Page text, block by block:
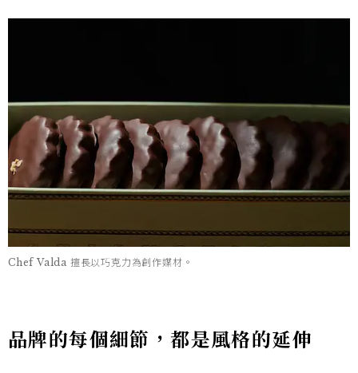
Chef Valda 擅長以巧克力為創作媒材。
品牌的每個細節，都是風格的延伸